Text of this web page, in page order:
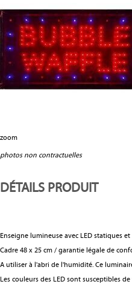
zoom
photos non contractuelles
DÉTAILS PRODUIT
Enseigne lumineuse avec LED statiques
Cadre 48 x 25 cm / garantie légale de
A utiliser à l'abri de l'humidité. Ce
Les couleurs des LED sont susceptibles